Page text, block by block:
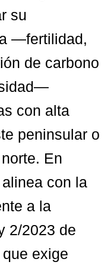
su
—fertilidad,
de carbono
con alta
peninsular o
En
con la
a la
2/2023 de
exige